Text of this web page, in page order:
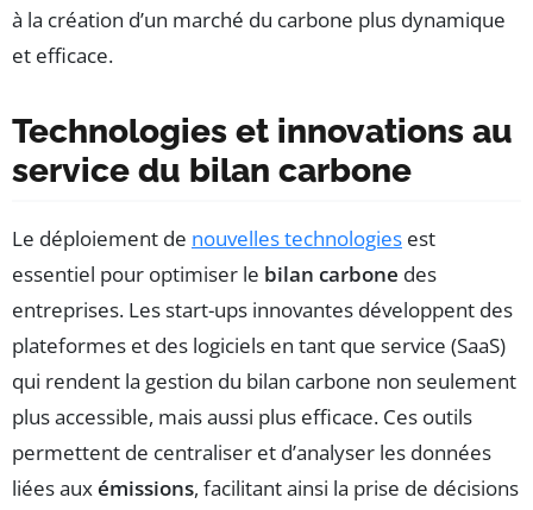
à la création d’un marché du carbone plus dynamique
et efficace.
Technologies et innovations au
service du bilan carbone
Le déploiement de nouvelles technologies est
essentiel pour optimiser le bilan carbone des
entreprises. Les start-ups innovantes développent des
plateformes et des logiciels en tant que service (SaaS)
qui rendent la gestion du bilan carbone non seulement
plus accessible, mais aussi plus efficace. Ces outils
permettent de centraliser et d’analyser les données
liées auxémissions, facilitant ainsi la prise de décisions